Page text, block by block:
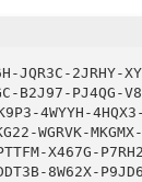
JQR3C-2JRHY-
B2J97-PJ4QG-
4WYYH-
WGRVK-
X467G-
8W62X-